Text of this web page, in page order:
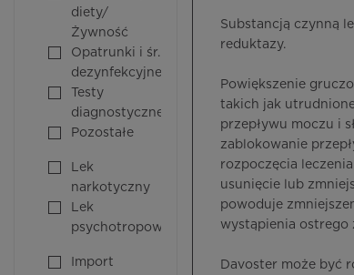
diety/
Żywność
Opatrunki i śr.
dezynfekcyjne
Testy
diagnostyczne
Pozostałe
Lek
narkotyczny
Lek
psychotropowy
Import
Substancją czynną
reduktazy.
Powiększenie
takich jak
przepływu moczu i
zablokowanie
rozpoczęcia
usunięcie lub
powoduje
wystąpienia ostrego
Davoster może być